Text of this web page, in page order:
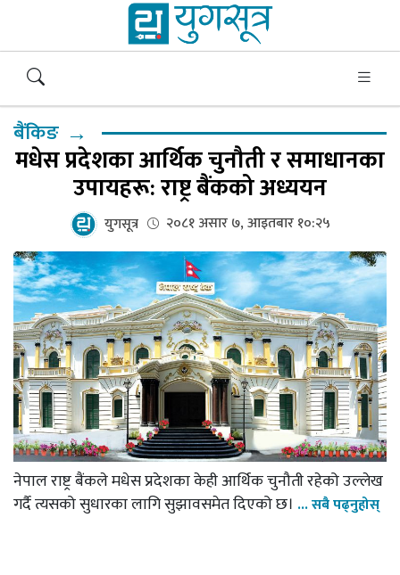
बैंकिङ →
मधेस प्रदेशका आर्थिक चुनौती र समाधानका
उपायहरू: राष्ट्र बैंकको अध्ययन
युगसूत्र २०८१ असार ७, आइतबार १०:२५
नेपाल राष्ट्र बैंकले मधेस प्रदेशका केही आर्थिक चुनौती रहेको उल्लेख
गर्दै त्यसको सुधारका लागि सुझावसमेत दिएको छ। ... सबै पढ्नुहोस्